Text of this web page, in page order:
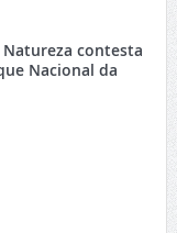
Natureza contesta
Nacional da